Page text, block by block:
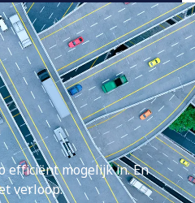
efficiënt mogelijk in. En
verloop.